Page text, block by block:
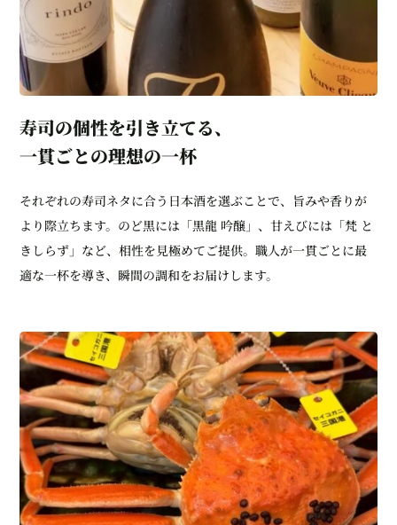
寿司の個性を引き立てる、
一貫ごとの理想の一杯
それぞれの寿司ネタに合う日本酒を選ぶことで、旨みや香りが
より際立ちます。のど黒には「黒龍 吟醸」、甘えびには「梵 と
きしらず」など、相性を見極めてご提供。職人が一貫ごとに最
適な一杯を導き、瞬間の調和をお届けします。